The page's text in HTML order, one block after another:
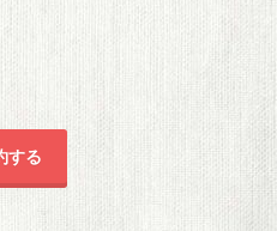
する